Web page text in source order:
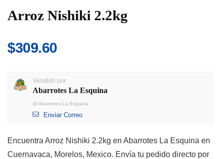
Arroz Nishiki 2.2kg
$309.60
Vendido por
Abarrotes La Esquina
@ Abarrotes La Esquina
Enviar Correo
Encuentra Arroz Nishiki 2.2kg en Abarrotes La Esquina en
Cuernavaca, Morelos, Mexico. Envía tu pedido directo por